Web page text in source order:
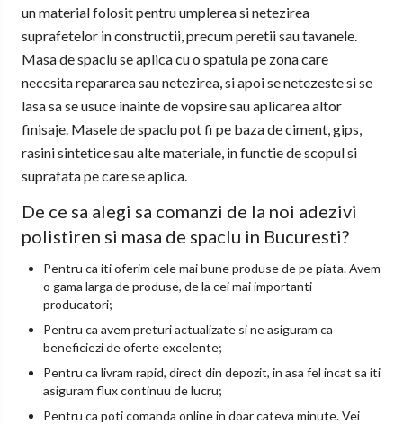
un material folosit pentru umplerea si netezirea
suprafetelor in constructii, precum peretii sau tavanele.
Masa de spaclu se aplica cu o spatula pe zona care
necesita repararea sau netezirea, si apoi se netezeste si se
lasa sa se usuce inainte de vopsire sau aplicarea altor
finisaje. Masele de spaclu pot fi pe baza de ciment, gips,
rasini sintetice sau alte materiale, in functie de scopul si
suprafata pe care se aplica.
De ce sa alegi sa comanzi de la noi adezivi
polistiren si masa de spaclu in Bucuresti?
Pentru ca iti oferim cele mai bune produse de pe piata. Avem
o gama larga de produse, de la cei mai importanti
producatori;
Pentru ca avem preturi actualizate si ne asiguram ca
beneficiezi de oferte excelente;
Pentru ca livram rapid, direct din depozit, in asa fel incat sa iti
asiguram flux continuu de lucru;
Pentru ca poti comanda online in doar cateva minute. Vei